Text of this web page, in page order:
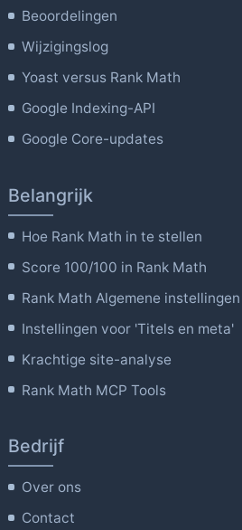
Beoordelingen
Wijzigingslog
Yoast versus Rank Math
Google Indexing-API
Google Core-updates
Belangrijk
Hoe Rank Math in te stellen
Score 100/100 in Rank Math
Rank Math Algemene instellingen
Instellingen voor 'Titels en meta'
Krachtige site-analyse
Rank Math MCP Tools
Bedrijf
Over ons
Contact